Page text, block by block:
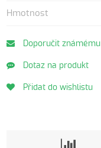
Hmotnost
Doporučit známému
Dotaz na produkt
Přidat do wishlistu